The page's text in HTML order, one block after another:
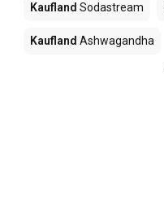
Kaufland Sodastream
Kaufland Ashwagandha